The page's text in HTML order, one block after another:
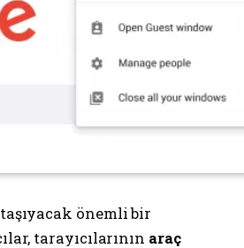
önemli bir
tarayıcılarının araç